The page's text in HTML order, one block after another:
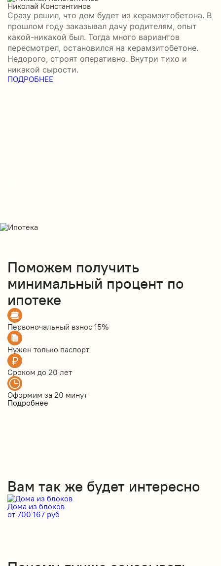
Николай Константинов
Сразу решил, что дом будет из керамзитобетона. В
прошлом году заказывал дачу родителям, опыт
какой-никакой был. Тогда много вариантов
пересмотрел, остановился на керамзитобетоне.
Недорого, строят оперативно. Внутри тихо и
никакой сырости.
ПОДРОБНЕЕ
Поможем получить
минимальный процент по
ипотеке
Первоночальный взнос 15%
Нужен только паспорт
Сроком до 20 лет
Оформим за 20 минут
Подробнее
Вам так же будет интересно
Дома из блоков
от 700 167 руб